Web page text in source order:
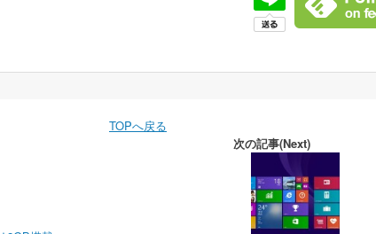
TOPへ戻る
次の記事(Next)